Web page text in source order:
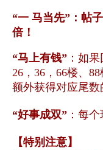
“一 马当先”：帖
倍！
“马上有钱” ：如
26，36，66楼、
额外获得对应尾数
“好事成双” ：每
【特别注意】